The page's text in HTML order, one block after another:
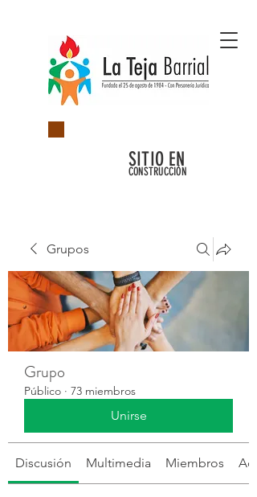
SITIO EN
CONSTRUCCIÓN
Grupos
Grupo
Público · 73 miembros
Unirse
Discusión Multimedia Miembros